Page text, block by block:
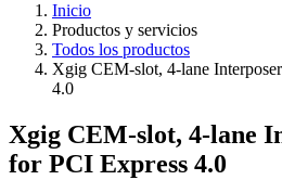
Inicio
Productos y servicios
Todos los productos
Xgig CEM-slot, 4-lane
4.0
Xgig CEM-slot, 4-lane
for PCI Express 4.0